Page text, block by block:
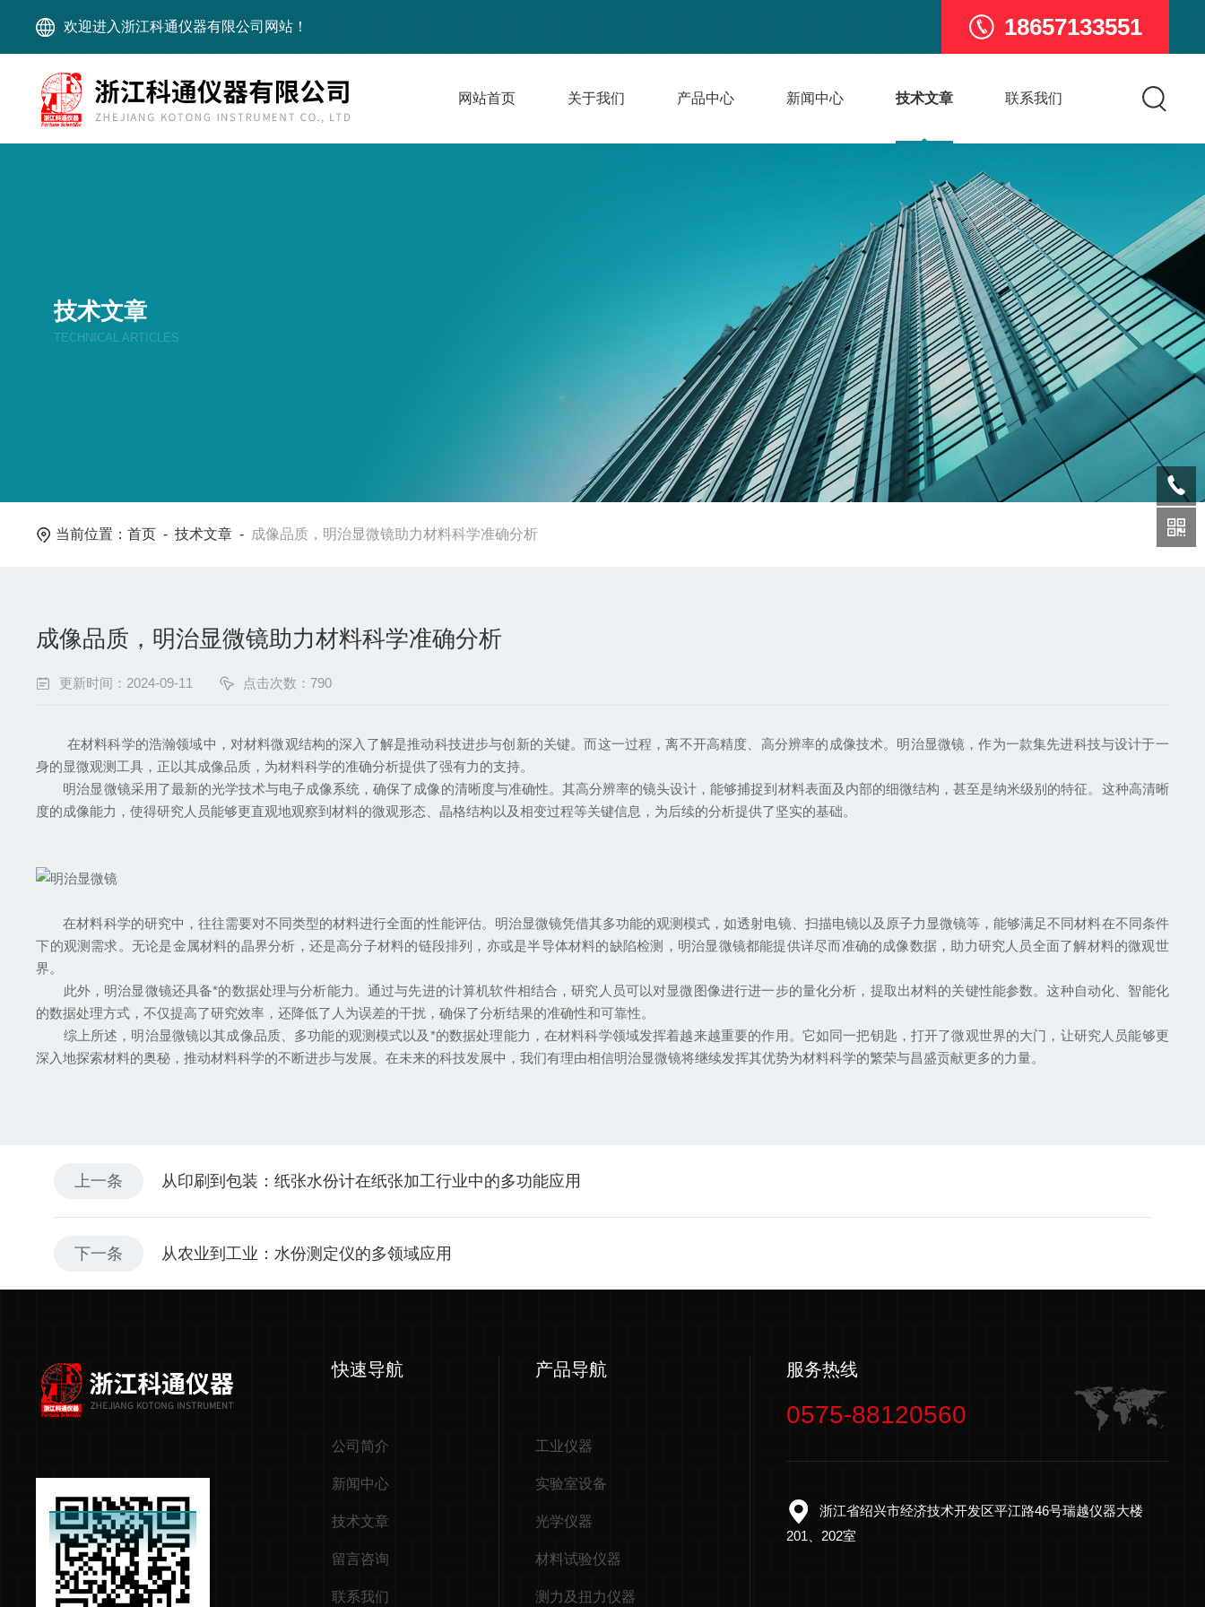
欢迎进入浙江科通仪器有限公司网站！ 18657133551
网站首页 关于我们 产品中心 新闻中心 技术文章 联系我们
技术文章
TECHNICAL ARTICLES
当前位置：首页 -技术文章 - 成像品质，明治显微镜助力材料科学准确分析
成像品质，明治显微镜助力材料科学准确分析
更新时间：2024-09-11 点击次数：790
在材料科学的浩瀚领域中，对材料微观结构的深入了解是推动科技进步与创新的关键。而这一过程，离不开高精度、高分辨率的成像技术。明治显微镜，作为一款集先进科技与设计于一
身的显微观测工具，正以其成像品质，为材料科学的准确分析提供了强有力的支持。
明治显微镜采用了最新的光学技术与电子成像系统，确保了成像的清晰度与准确性。其高分辨率的镜头设计，能够捕捉到材料表面及内部的细微结构，甚至是纳米级别的特征。这种高清晰
度的成像能力，使得研究人员能够更直观地观察到材料的微观形态、晶格结构以及相变过程等关键信息，为后续的分析提供了坚实的基础。
在材料科学的研究中，往往需要对不同类型的材料进行全面的性能评估。明治显微镜凭借其多功能的观测模式，如透射电镜、扫描电镜以及原子力显微镜等，能够满足不同材料在不同条件
下的观测需求。无论是金属材料的晶界分析，还是高分子材料的链段排列，亦或是半导体材料的缺陷检测，明治显微镜都能提供详尽而准确的成像数据，助力研究人员全面了解材料的微观世
界。
此外，明治显微镜还具备*的数据处理与分析能力。通过与先进的计算机软件相结合，研究人员可以对显微图像进行进一步的量化分析，提取出材料的关键性能参数。这种自动化、智能化
的数据处理方式，不仅提高了研究效率，还降低了人为误差的干扰，确保了分析结果的准确性和可靠性。
综上所述，明治显微镜以其成像品质、多功能的观测模式以及*的数据处理能力，在材料科学领域发挥着越来越重要的作用。它如同一把钥匙，打开了微观世界的大门，让研究人员能够更
深入地探索材料的奥秘，推动材料科学的不断进步与发展。在未来的科技发展中，我们有理由相信明治显微镜将继续发挥其优势为材料科学的繁荣与昌盛贡献更多的力量。
上一条 从印刷到包装：纸张水份计在纸张加工行业中的多功能应用
下一条 从农业到工业：水份测定仪的多领域应用
快速导航
公司简介
新闻中心
技术文章
留言咨询
联系我们
产品导航
工业仪器
实验室设备
光学仪器
材料试验仪器
测力及扭力仪器
服务热线
0575-88120560
浙江省绍兴市经济技术开发区平江路46号瑞越仪器大楼
201、202室